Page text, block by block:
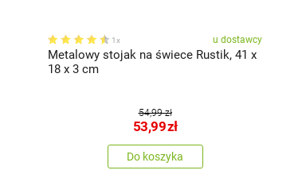
1x u dostawcy
Metalowy stojak na świece Rustik, 41 x
18 x 3 cm
54,99 zł
53,99zł
Do koszyka